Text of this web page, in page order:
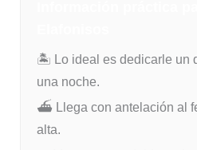
🏝 Lo ideal es dedicarle un
una noche.
⛴ Llega con antelación al
alta.